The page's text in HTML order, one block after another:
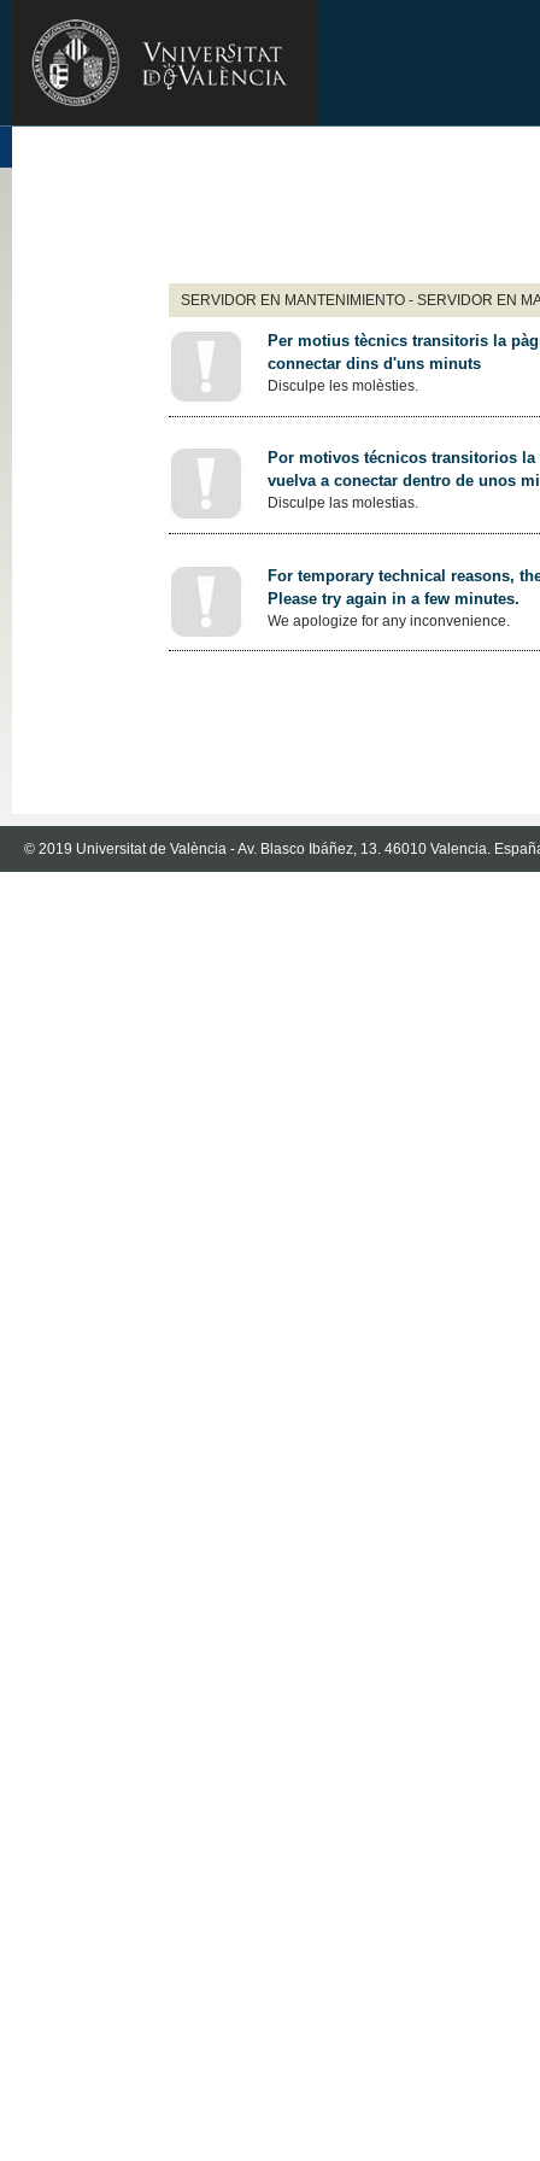
SERVIDOR EN MANTENIMIENTO - SERVIDOR EN
Per motius tècnics transitoris la
connectar dins d'uns minuts
Disculpe les molèsties.
Por motivos técnicos transitorios
vuelva a conectar dentro de unos
Disculpe las molestias.
For temporary technical reasons,
Please try again in a few minutes.
We apologize for any inconvenience.
© 2019 Universitat de València - Av. Blasco Ibáñez, 13. 46010 Valencia.